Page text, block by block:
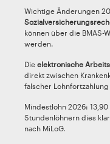
Wichtige Änderungen
können über die BMAS-
werden.
Die elektronische
direkt zwischen
falscher
Mindestlohn 2026:
Stundenlöhnern dies
nach MiLoG.